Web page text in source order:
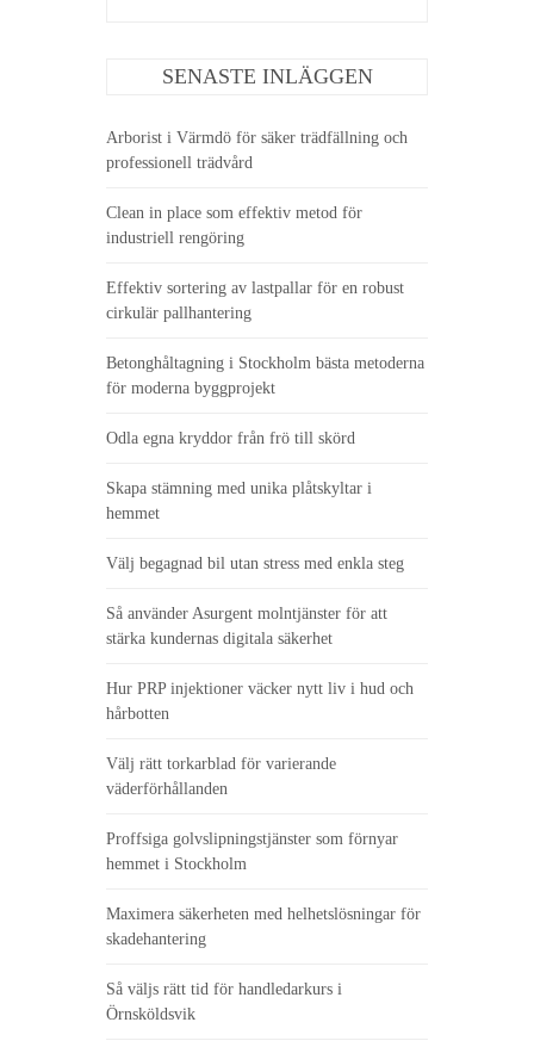
SENASTE INLÄGGEN
Arborist i Värmdö för säker trädfällning och
professionell trädvård
Clean in place som effektiv metod för
industriell rengöring
Effektiv sortering av lastpallar för en robust
cirkulär pallhantering
Betonghåltagning i Stockholm bästa metoderna
för moderna byggprojekt
Odla egna kryddor från frö till skörd
Skapa stämning med unika plåtskyltar i
hemmet
Välj begagnad bil utan stress med enkla steg
Så använder Asurgent molntjänster för att
stärka kundernas digitala säkerhet
Hur PRP injektioner väcker nytt liv i hud och
hårbotten
Välj rätt torkarblad för varierande
väderförhållanden
Proffsiga golvslipningstjänster som förnyar
hemmet i Stockholm
Maximera säkerheten med helhetslösningar för
skadehantering
Så väljs rätt tid för handledarkurs i
Örnsköldsvik